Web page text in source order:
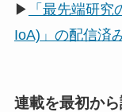
▶
「最先端研
IoA)」の配信済
連載を最初か